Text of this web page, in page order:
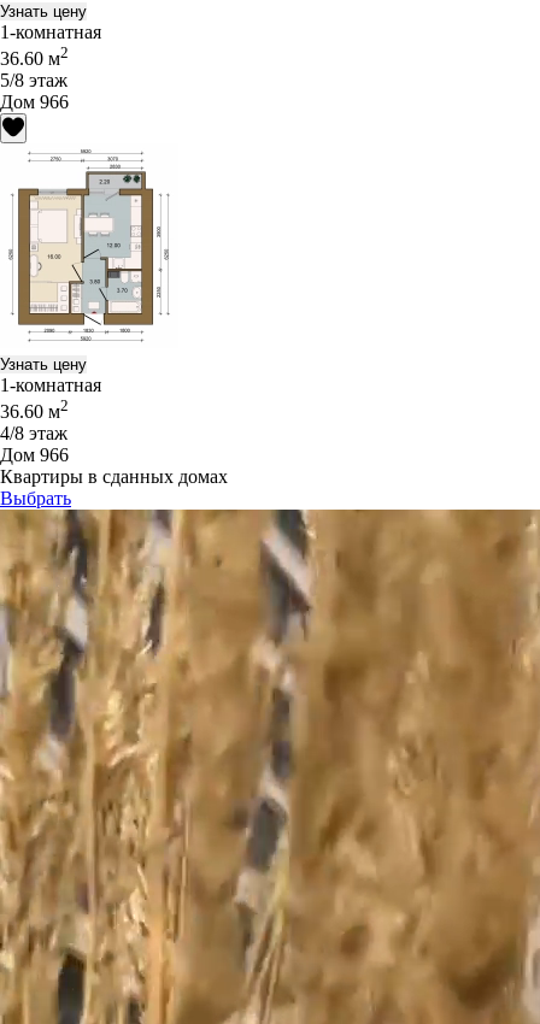
Узнать цену
1-комнатная
36.60 м2
5/8 этаж
Дом 966
Узнать цену
1-комнатная
36.60 м2
4/8 этаж
Дом 966
Квартиры в сданных домах
Выбрать